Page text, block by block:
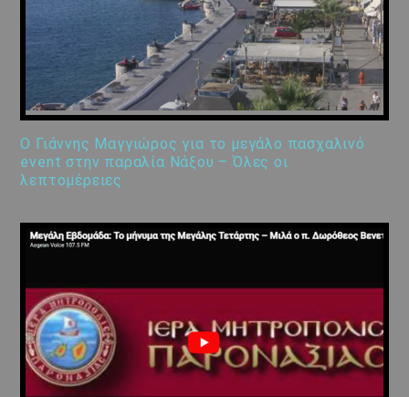
Ο Γιάννης Μαγγιώρος για το μεγάλο πασχαλινό
event στην παραλία Νάξου – Όλες οι
λεπτομέρειες